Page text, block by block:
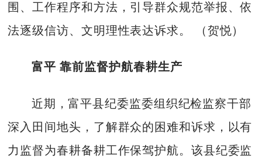
围、工作程序和方法，引导群众规范举报、依
法逐级信访、文明理性表达诉求。 （贺悦）
富平 靠前监督护航春耕生产
近期，富平县纪委监委组织纪检监察干部
深入田间地头，了解群众的困难和诉求，以有
力监督为春耕备耕工作保驾护航。该县纪委监